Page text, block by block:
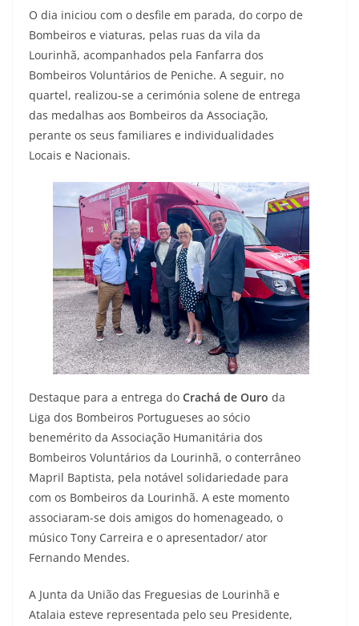
O dia iniciou com o desfile em parada, do corpo de
Bombeiros e viaturas, pelas ruas da vila da
Lourinhã, acompanhados pela Fanfarra dos
Bombeiros Voluntários de Peniche. A seguir, no
quartel, realizou-se a cerimónia solene de entrega
das medalhas aos Bombeiros da Associação,
perante os seus familiares e individualidades
Locais e Nacionais.
Destaque para a entrega do Crachá de Ouro da
Liga dos Bombeiros Portugueses ao sócio
benemérito da Associação Humanitária dos
Bombeiros Voluntários da Lourinhã, o conterrâneo
Mapril Baptista, pela notável solidariedade para
com os Bombeiros da Lourinhã. A este momento
associaram-se dois amigos do homenageado, o
músico Tony Carreira e o apresentador/ ator
Fernando Mendes.
A Junta da União das Freguesias de Lourinhã e
Atalaia esteve representada pelo seu Presidente,